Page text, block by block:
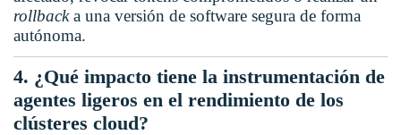
rollbacka una versión de software segura de forma
autónoma.
4. ¿Qué impacto tiene la instrumentación de
agentes ligeros en el rendimiento de los
clústeres cloud?